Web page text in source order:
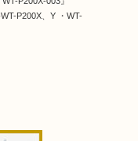
P200X、Y ・WT-